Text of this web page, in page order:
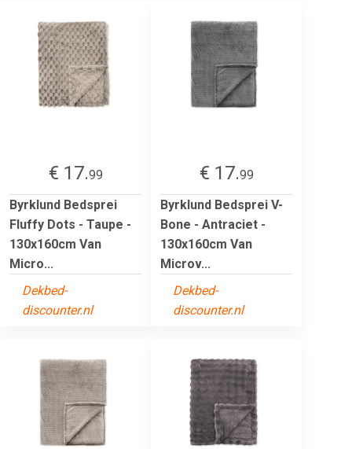
€ 17.99
Byrklund Bedsprei
Fluffy Dots - Taupe -
130x160cm Van
Micro...
Dekbed-
discounter.nl
€ 17.99
Byrklund Bedsprei V-
Bone - Antraciet -
130x160cm Van
Microv...
Dekbed-
discounter.nl